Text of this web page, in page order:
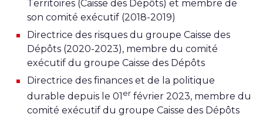
Territoires (Caisse des Dépôts) et membre de
son comité exécutif (2018-2019)
Directrice des risques du groupe Caisse des
Dépôts (2020-2023), membre du comité
exécutif du groupe Caisse des Dépôts
Directrice des finances et de la politique
durable depuis le 01 er février 2023, membre du
comité exécutif du groupe Caisse des Dépôts